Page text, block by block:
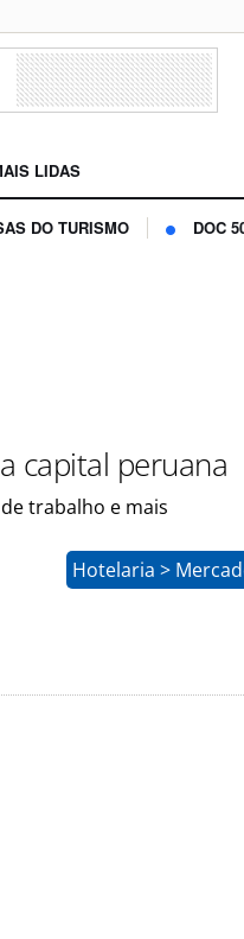
LIDAS
DO TURISMO DOC
capital peruana
trabalho e mais
Hotelaria >